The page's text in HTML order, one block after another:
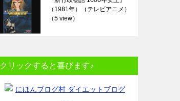
（1981年）（テレビアニメ）
（5 view）
クリックすると喜びます♪